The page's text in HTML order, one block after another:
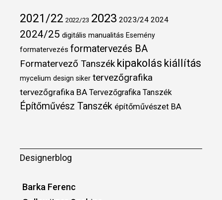
2021/22 2022/23 2023 2023/24 2024
2024/25 digitális manualitás Esemény
formatervezés formatervezés BA
Formatervező Tanszék kipakolás kiállítás
mycelium design siker tervezőgrafika
tervezőgrafika BA Tervezőgrafika Tanszék
Építőművész Tanszék építőművészet BA
Designerblog
Barka Ferenc